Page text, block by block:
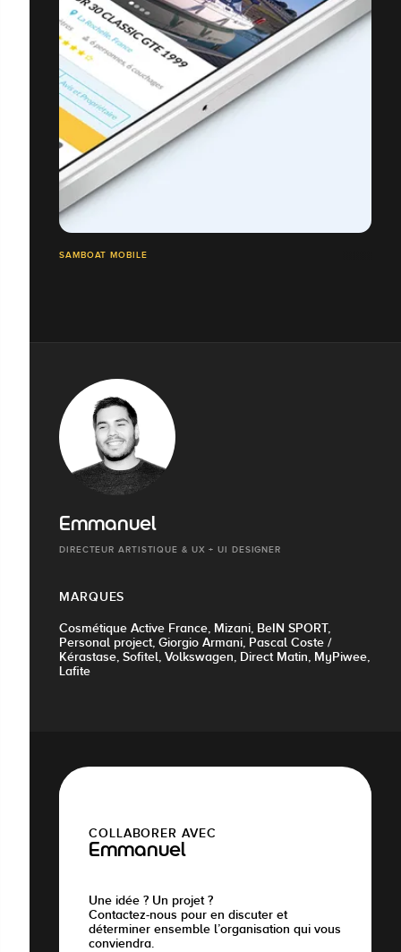
SAMBOAT MOBILE
Emmanuel
DIRECTEUR ARTISTIQUE & UX + UI DESIGNER
MARQUES
Cosmétique Active France, Mizani, BeIN SPORT,
Personal project, Giorgio Armani, Pascal Coste /
Kérastase, Sofitel, Volkswagen, Direct Matin, MyPiwee,
Lafite
COLLABORER AVEC
Emmanuel
Une idée ? Un projet ?
Contactez-nous pour en discuter et
déterminer ensemble l’organisation qui vous
conviendra.